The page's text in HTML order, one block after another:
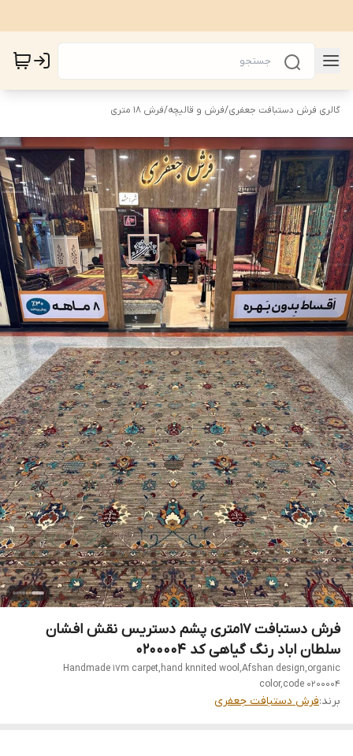
گالری فرش دستبافت جعفری/فرش و قالیچه/فرش 18 متری
فرش دستبافت 17متری پشم دستریس نقش افشان
سلطان اباد رنگ گیاهی کد 0200004
Handmade 17m carpet,hand knnited wool,Afshan design,organic
color,code 0200004
برند:فرش دستبافت جعفری